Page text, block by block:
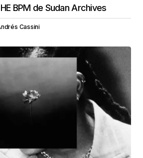
BPM de Sudan Archives
Cassini